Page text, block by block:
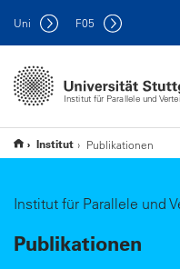
Institut für Parallele und
Uni F05
Institut Publikationen
Institut für Parallele und
Publikationen